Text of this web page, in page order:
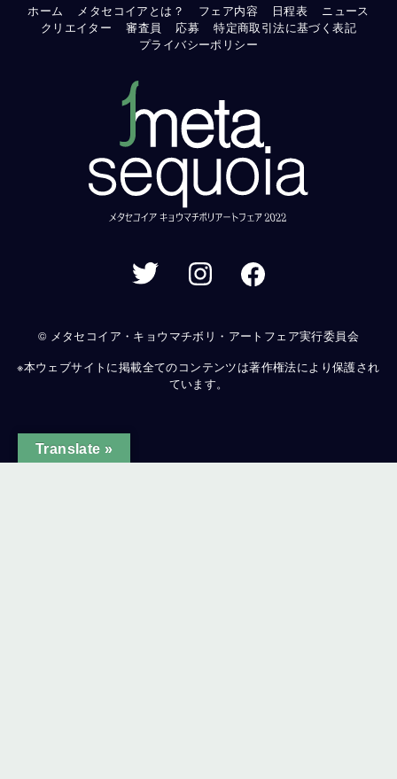
ホーム メタセコイアとは？ フェア内容 日程表
ニュース
クリエイター
審査員 応募
特定商取引法に基づく表記
プライバシーポリシー
© メタセコイア・キョウマチボリ・アートフェア実行委員会
※本ウェブサイトに掲載全てのコンテンツは著作権法により保護され
ています。
Translate »